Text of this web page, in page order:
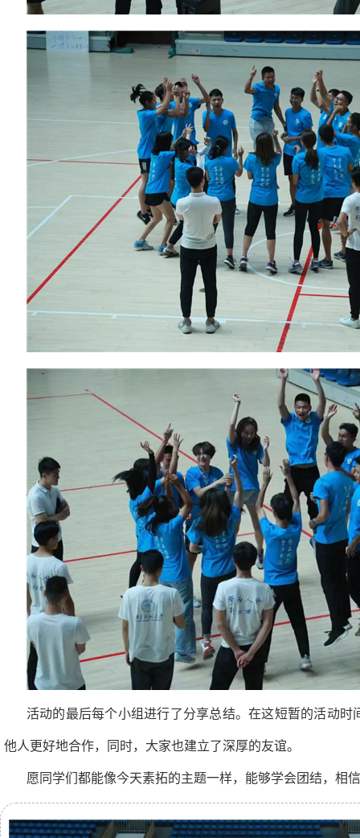
活动的最后每个小组进行了分享总结。在这短暂的活动
他人更好地合作，同时，大家也建立了深厚的友谊。
愿同学们都能像今天素拓的主题一样，能够学会团结，相